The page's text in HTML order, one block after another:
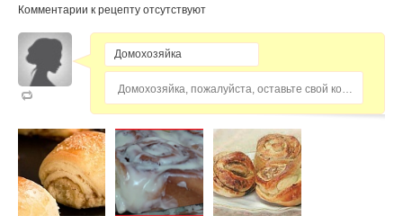
Комментарии к рецепту отсутствуют